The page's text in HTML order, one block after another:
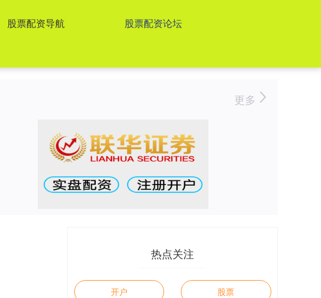
股票配资导航 股票配资论坛
更多
热点关注
开户 股票